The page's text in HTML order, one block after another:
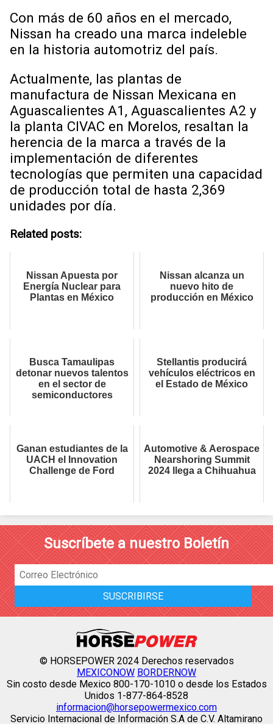
Con más de 60 años en el mercado,
Nissan ha creado una marca indeleble
en la historia automotriz del país.
Actualmente, las plantas de
manufactura de Nissan Mexicana en
Aguascalientes A1, Aguascalientes A2 y
la planta CIVAC en Morelos, resaltan la
herencia de la marca a través de la
implementación de diferentes
tecnologías que permiten una capacidad
de producción total de hasta 2,369
unidades por día.
Related posts:
Nissan Apuesta por
Energía Nuclear para
Plantas en México
Nissan alcanza un
nuevo hito de
producción en México
Busca Tamaulipas
detonar nuevos talentos
en el sector de
semiconductores
Stellantis producirá
vehículos eléctricos en
el Estado de México
Ganan estudiantes de la
UACH el Innovation
Challenge de Ford
Automotive & Aerospace
Nearshoring Summit
2024 llega a Chihuahua
Suscríbete a nuestro Boletín
© HORSEPOWER 2024 Derechos reservados
MEXICONOW BORDERNOW
Sin costo desde Mexico 800-170-1010 o desde los Estados
Unidos 1-877-864-8528
informacion@horsepowermexico.com
Servicio Internacional de Información S.A de C.V. Altamirano